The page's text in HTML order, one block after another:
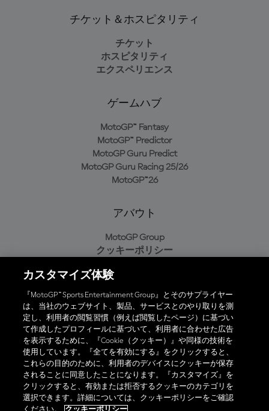
チケット＆ホスピタリティ
チケット
ホスピタリティ
エクスペリエンス
ゲームハブ
MotoGP™ Fantasy
MotoGP™ Predictor
MotoGP Guru Predict
MotoGP Guru Racing 25/26
MotoGP™26
アバウト
MotoGP Group
クッキーポリシー
プライバシーポリシー
購入ポリシー
オフィシャルアプリ
© 2026 MotoGP Sports Entertainment Group. 全著作権所有。全ての
カスタマイズ体験
『MotoGP™ Sports Entertainment Group』とそのサプライヤー
は、当社のウェブサイト、製品、サービスとのやり取りを測
定し、利用者の閲覧習慣（例えば閲覧したページ）に基づい
て作成したプロフィールに基づいて、利用者に合わせた広告
を表示するために、『Cookie（クッキー）』や同様の技術を
使用しています。『全てを有効にする』をクリックすると、
これらの目的のために、利用者のデバイスにクッキーが保存
されることに同意したことになります。『カスタマイズ』を
クリックすると、有効または拒否するクッキーのカテゴリを
選択できます。詳細については、クッキーポリシーをご確認